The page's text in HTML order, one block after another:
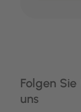
Folgen Sie
uns